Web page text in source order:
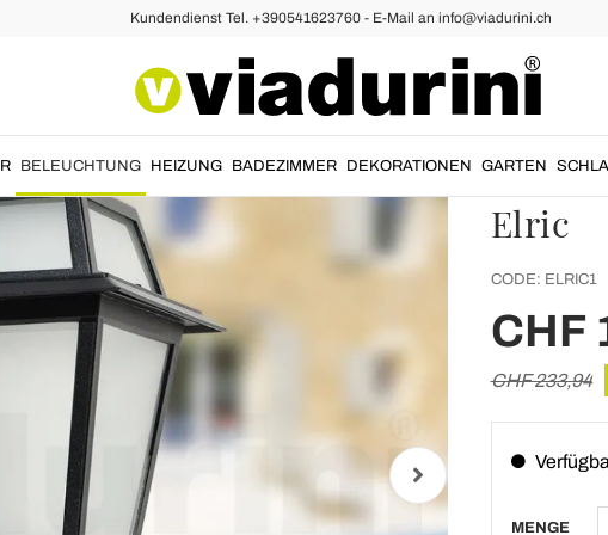
Kundendienst Tel. +390541623760 - E-Mail an info@viadurini.ch
BELEUCHTUNG HEIZUNG BADEZIMMER DEKORATIONEN GARTEN
und
Elric
CODE: ELRIC1
CHF
CHF 233,94
MENGE